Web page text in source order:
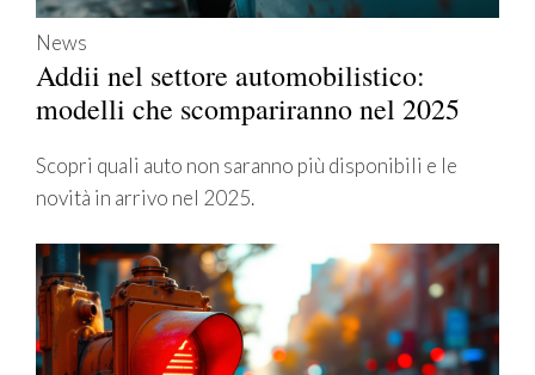
News
Addii nel settore automobilistico:
modelli che scompariranno nel 2025
Scopri quali auto non saranno più disponibili e le
novità in arrivo nel 2025.